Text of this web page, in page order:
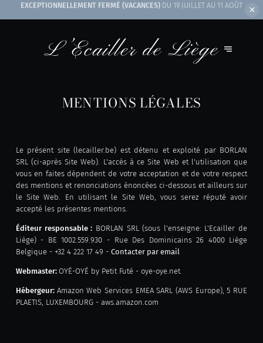
NOUS SOMMES OUVERTSLE 15.08 MIDI ET SOIR
MENTIONS LÉGALES
Le présent site (lecailler.be) est détenu et exploité par BORLAN
SRL (ci-après Site Web). L'accès à ce Site Web et l'utilisation que
vous en faites dépendent de votre acceptation et de votre respect
des mentions et renonciations énoncées ci-dessous et ailleurs sur
le Site Web. En utilisant le Site Web, vous serez réputé avoir
accepté les présentes mentions.
Éditeur responsable : BORLAN SRL (sous l'enseigne: L'Ecailler de
Liège) - BE 1002.559.930 - Rue Des Dominicains 26 4000 Liège
Belgique - +32 4 222 17 49 - Contacter par email
Webmaster: OYÉ-OYÉ by Petit Futé - oye-oye.net.
Hébergeur: Amazon Web Services EMEA SARL (AWS Europe), 5 RUE
PLAETIS, LUXEMBOURG - aws.amazon.com